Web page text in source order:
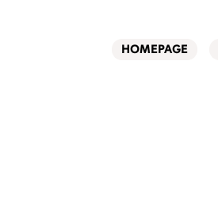
HOMEPAGE